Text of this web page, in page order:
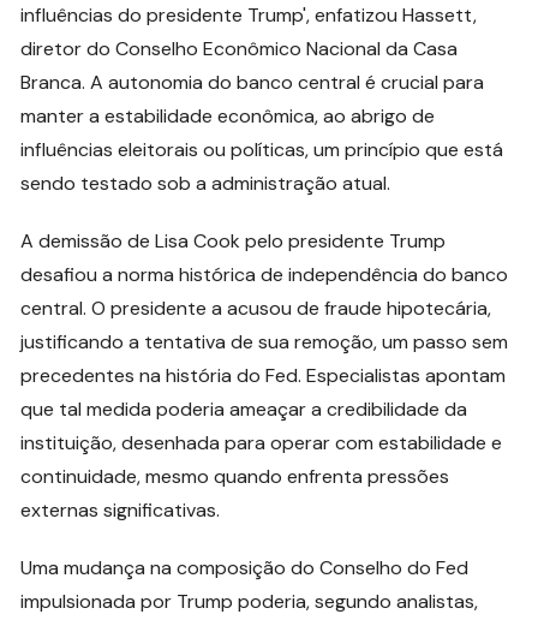
influências do presidente Trump', enfatizou Hassett,
diretor do Conselho Econômico Nacional da Casa
Branca. A autonomia do banco central é crucial para
manter a estabilidade econômica, ao abrigo de
influências eleitorais ou políticas, um princípio que está
sendo testado sob a administração atual.
A demissão de Lisa Cook pelo presidente Trump
desafiou a norma histórica de independência do banco
central. O presidente a acusou de fraude hipotecária,
justificando a tentativa de sua remoção, um passo sem
precedentes na história do Fed. Especialistas apontam
que tal medida poderia ameaçar a credibilidade da
instituição, desenhada para operar com estabilidade e
continuidade, mesmo quando enfrenta pressões
externas significativas.
Uma mudança na composição do Conselho do Fed
impulsionada por Trump poderia, segundo analistas,